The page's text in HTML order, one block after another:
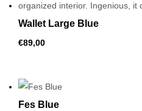
Wallet Large Blue
€89,00
Fes Blue